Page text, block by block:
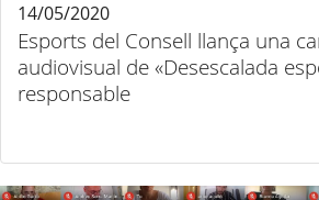
Esports del Consell llança una
audiovisual de «Desescalada
responsable
14/05/2020